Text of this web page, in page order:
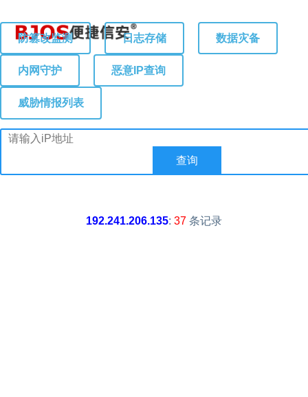
防篡改监测 日志存储 数据灾备
内网守护 恶意IP查询
威胁情报列表
192.241.206.135: 37 条记录